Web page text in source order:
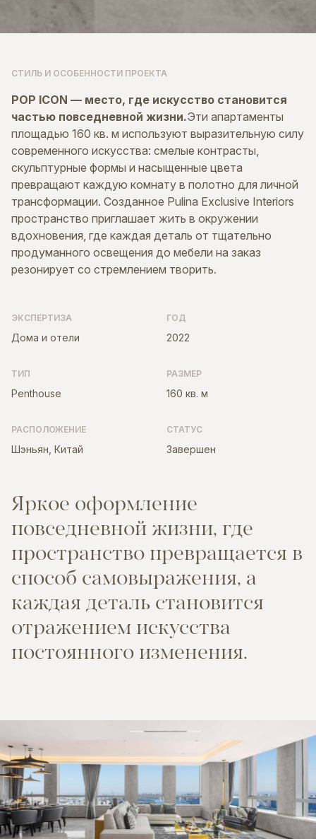
СТИЛЬ И ОСОБЕННОСТИ ПРОЕКТА
POP ICON — место, где искусство становится
частью повседневной жизни.Эти апартаменты
площадью 160 кв. м используют выразительную силу
современного искусства: смелые контрасты,
скульптурные формы и насыщенные цвета
превращают каждую комнату в полотно для личной
трансформации. Созданное Pulina Exclusive Interiors
пространство приглашает жить в окружении
вдохновения, где каждая деталь от тщательно
продуманного освещения до мебели на заказ
резонирует со стремлением творить.
ЭКСПЕРТИЗА
Дома и отели
ГОД
2022
ТИП
Penthouse
РАЗМЕР
160 кв. м
РАСПОЛОЖЕНИЕ
Шэньян, Китай
СТАТУС
Завершен
Яркое оформление
повседневной жизни, где
пространство превращается в
способ самовыражения, а
каждая деталь становится
отражением искусства
постоянного изменения.